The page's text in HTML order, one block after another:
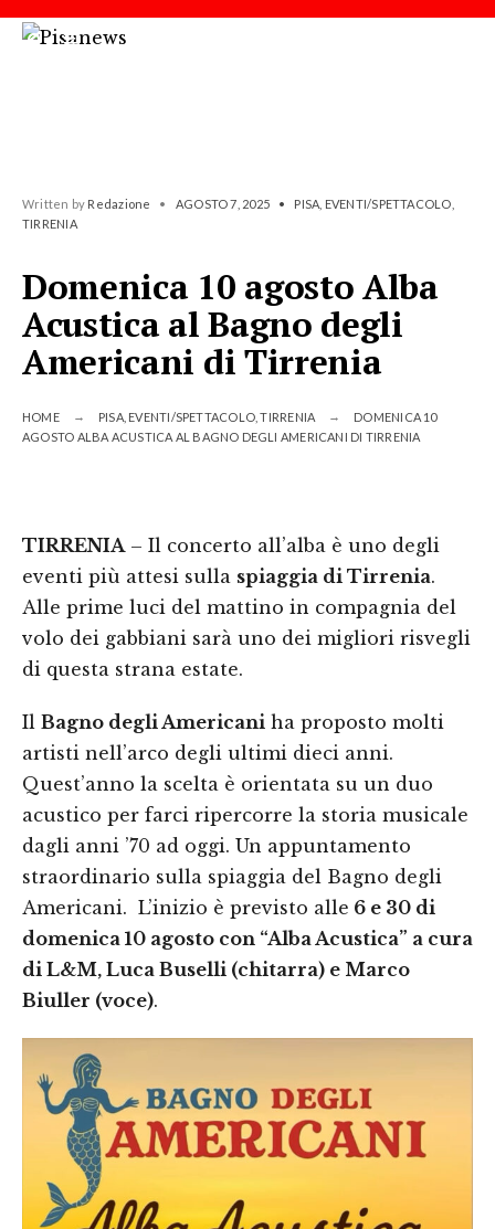
Written by Redazione • AGOSTO 7, 2025 • PISA EVENTI/SPETTACOLO
TIRRENIA
Domenica 10 agosto Alba
Acustica al Bagno degli
Americani di Tirrenia
HOME PISA, EVENTI/SPETTACOLO,TIRRENIA
DOMENICA 10
AGOSTO ALBA ACUSTICA AL BAGNO DEGLI AMERICANI DI TIRRENIA
TIRRENIA– Il concerto all’alba è uno degli
eventi più attesi sulla spiaggia di Tirrenia.
Alle prime luci del mattino in compagnia del
volo dei gabbiani sarà uno dei migliori risvegli
di questa strana estate.
Il Bagno degli Americani ha proposto molti
artisti nell’arco degli ultimi dieci anni.
Quest’anno la scelta è orientata su un duo
acustico per farci ripercorre la storia musicale
dagli anni ’70 ad oggi. Un appuntamento
straordinario sulla spiaggia del Bagno degli
Americani. L’inizio è previsto alle 6 e 30 di
domenica 10 agosto con “Alba Acustica” a cura
di L&M, Luca Buselli (chitarra) e Marco
Biuller (voce).